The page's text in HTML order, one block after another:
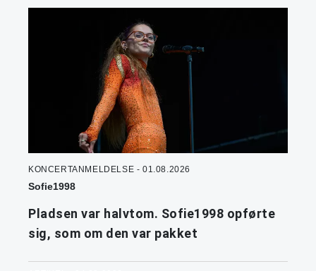
KONCERTANMELDELSE - 01.08.2026
Sofie1998
Pladsen var halvtom. Sofie1998 opførte
sig, som om den var pakket